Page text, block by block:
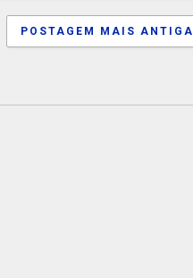
POSTAGEM MAIS ANTIGA